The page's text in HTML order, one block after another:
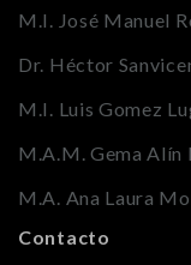
M.I. José Manuel
Dr. Héctor
M.I. Luis Gomez
M.A.M. Gema
M.A. Ana Laura
Contacto